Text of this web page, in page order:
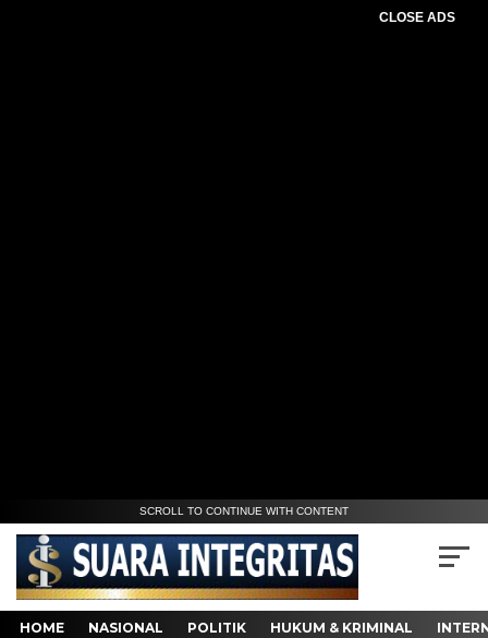
CLOSE ADS
SCROLL TO CONTINUE WITH CONTENT
HOME NASIONAL POLITIK HUKUM & KRIMINAL